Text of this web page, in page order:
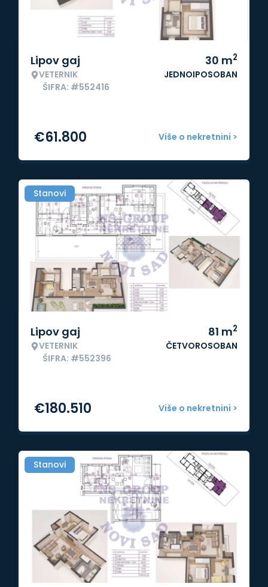
Lipov gaj
VETERNIK
ŠIFRA: #552416
30 m2
JEDNOIPOSOBAN
Više o nekretnini >
€61.800
Stanovi
Lipov gaj
VETERNIK
ŠIFRA: #552396
81 m2
ČETVOROSOBAN
Više o nekretnini >
€180.510
Stanovi